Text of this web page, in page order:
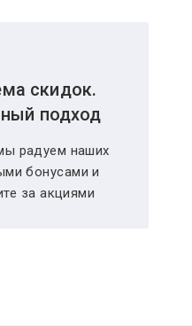
скидок.
подход
радуем наших
бонусами и
за акциями